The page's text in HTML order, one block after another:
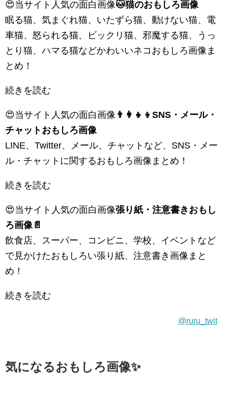
😍当サイト人気の面白画像🐱猫のおもしろ画像
眠る猫、気まぐれ猫、いたずら猫、動けない猫、電
車猫、怒られる猫、ビックリ猫、邪魔する猫、うっ
とり猫、ハマる猫などかわいいネコおもしろ画像ま
とめ！
続きを読む
😍当サイト人気の面白画像 👨‍👩‍👧‍👦SNS・メール・
チャットおもしろ画像
LINE、Twitter、メール、チャットなど、SNS・メー
ル・チャットに関するおもしろ画像まとめ！
続きを読む
😍当サイト人気の面白画像張り紙・注意書きおもし
ろ画像📄
飲食店、スーパー、コンビニ、学校、イベントなど
で見かけたおもしろい張り紙、注意書き画像まと
め！
続きを読む
@ruru_twit
気になるおもしろ画像✨